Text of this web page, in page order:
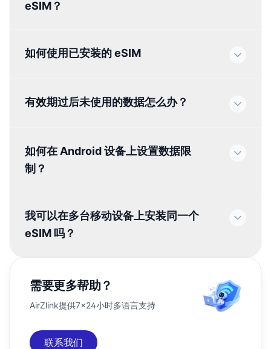
eSIM？
如何使用已安装的 eSIM
有效期过后未使用的数据怎么办？
如何在 Android 设备上设置数据限
制？
我可以在多台移动设备上安装同一个
eSIM 吗？
需要更多帮助？
AirZlink提供7×24小时多语言支持
联系我们